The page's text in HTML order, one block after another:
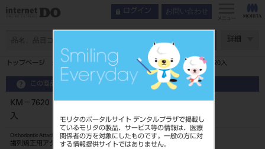
モリタのポータルサイト デンタルプラザで掲載し
ているモリタの製品、サービス等の情報は、医療
関係者の方を対象にしたものです。一般の方に対
する情報提供サイトではありません。
ログイン お問い合わせ
メニュー
詳細
トップページ KM－7620 1症例キット シナジィーブラケット 20入
この商品に関するお問い合わせ
KM－7620 1症例キット シナジィーブラケット 20
入
Orthodontic Attachment
歯列矯正用アタッチメント